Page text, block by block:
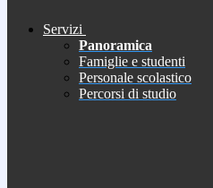
Servizi
Panoramica
Famiglie e studenti
Personale scolastico
Percorsi di studio